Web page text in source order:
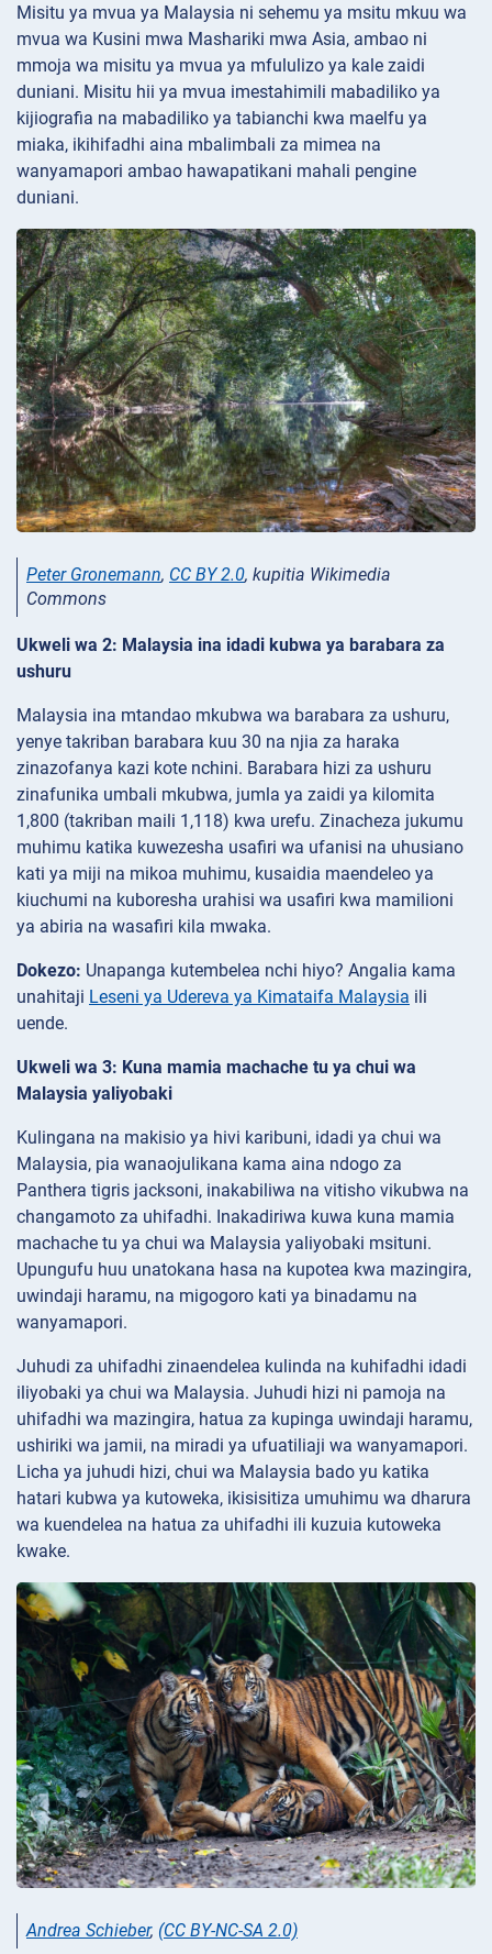
Misitu ya mvua ya Malaysia ni sehemu ya msitu mkuu wa
mvua wa Kusini mwa Mashariki mwa Asia, ambao ni
mmoja wa misitu ya mvua ya mfululizo ya kale zaidi
duniani. Misitu hii ya mvua imestahimili mabadiliko ya
kijiografia na mabadiliko ya tabianchi kwa maelfu ya
miaka, ikihifadhi aina mbalimbali za mimea na
wanyamapori ambao hawapatikani mahali pengine
duniani.
Peter Gronemann, CC BY 2.0, kupitia Wikimedia
Commons
Ukweli wa 2: Malaysia ina idadi kubwa ya barabara za
ushuru
Malaysia ina mtandao mkubwa wa barabara za ushuru,
yenye takriban barabara kuu 30 na njia za haraka
zinazofanya kazi kote nchini. Barabara hizi za ushuru
zinafunika umbali mkubwa, jumla ya zaidi ya kilomita
1,800 (takriban maili 1,118) kwa urefu. Zinacheza jukumu
muhimu katika kuwezesha usafiri wa ufanisi na uhusiano
kati ya miji na mikoa muhimu, kusaidia maendeleo ya
kiuchumi na kuboresha urahisi wa usafiri kwa mamilioni
ya abiria na wasafiri kila mwaka.
Dokezo: Unapanga kutembelea nchi hiyo? Angalia kama
unahitaji Leseni ya Udereva ya Kimataifa Malaysia ili
uende.
Ukweli wa 3: Kuna mamia machache tu ya chui wa
Malaysia yaliyobaki
Kulingana na makisio ya hivi karibuni, idadi ya chui wa
Malaysia, pia wanaojulikana kama aina ndogo za
Panthera tigris jacksoni, inakabiliwa na vitisho vikubwa na
changamoto za uhifadhi. Inakadiriwa kuwa kuna mamia
machache tu ya chui wa Malaysia yaliyobaki msituni.
Upungufu huu unatokana hasa na kupotea kwa mazingira,
uwindaji haramu, na migogoro kati ya binadamu na
wanyamapori.
Juhudi za uhifadhi zinaendelea kulinda na kuhifadhi idadi
iliyobaki ya chui wa Malaysia. Juhudi hizi ni pamoja na
uhifadhi wa mazingira, hatua za kupinga uwindaji haramu,
ushiriki wa jamii, na miradi ya ufuatiliaji wa wanyamapori.
Licha ya juhudi hizi, chui wa Malaysia bado yu katika
hatari kubwa ya kutoweka, ikisisitiza umuhimu wa dharura
wa kuendelea na hatua za uhifadhi ili kuzuia kutoweka
kwake.
Andrea Schieber, (CC BY-NC-SA 2.0)